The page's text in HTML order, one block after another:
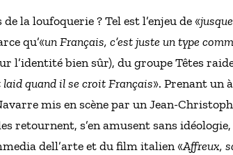
la loufoquerie ? Tel est l’enjeu de «
qu’«un Français, c’est juste un type
l’identité bien sûr), du groupe Têtes
laid quand il se croit Français». Prenant un
mis en scène par un Jean-
retournent, s’en amusent sans
dell’arte et du film italien «Affreux,